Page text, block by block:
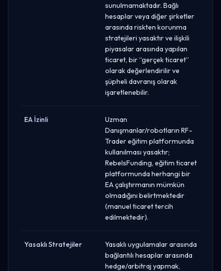
sunulmamaktadır. Bağlı
hesaplar veya diğer şirketler
arasında riskten korunma
stratejileri yasaktır ve ilişkili
piyasalar arasında yapılan
ticaret, bir “gerçek ticaret”
olarak değerlendirilir ve
şüpheli davranış olarak
işaretlenebilir.
EA İzinli
Uzman
Danışmanlar/robotların RF-
Trader eğitim platformunda
kullanılması yasaktır;
RebelsFunding, eğitim ticaret
platformunda herhangi bir
EA çalıştırmanın mümkün
olmadığını belirtmektedir
(manuel ticaret tercih
edilmektedir).
Yasaklı Stratejiler
Yasaklı uygulamalar arasında
bağlantılı hesaplar arasında
hedge/arbitraj yapmak,